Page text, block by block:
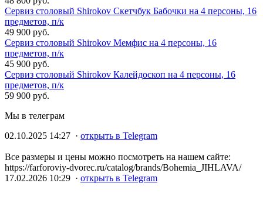
Сервиз столовый Shirokov Скетчбук Бабочки на 4 персоны, 16
предметов, п/к
49 900 руб.
Сервиз столовый Shirokov Мемфис на 4 персоны, 16
предметов, п/к
45 900 руб.
Сервиз столовый Shirokov Калейдоскоп на 4 персоны, 16
предметов, п/к
59 900 руб.
Мы в телеграм
02.10.2025 14:27 · открыть в Telegram
Все размеры и цены можно посмотреть на нашем сайте:
https://farforoviy-dvorec.ru/catalog/brands/Bohemia_JIHLAVA/
17.02.2026 10:29 · открыть в Telegram